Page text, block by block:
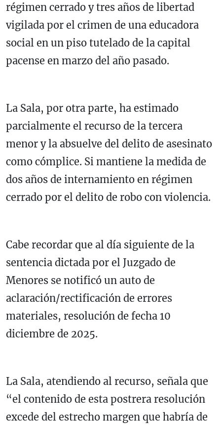
régimen cerrado y tres años de libertad
vigilada por el crimen de una educadora
social en un piso tutelado de la capital
pacense en marzo del año pasado.
La Sala, por otra parte, ha estimado
parcialmente el recurso de la tercera
menor y la absuelve del delito de asesinato
como cómplice. Si mantiene la medida de
dos años de internamiento en régimen
cerrado por el delito de robo con violencia.
Cabe recordar que al día siguiente de la
sentencia dictada por el Juzgado de
Menores se notificó un auto de
aclaración/rectificación de errores
materiales, resolución de fecha 10
diciembre de 2025.
La Sala, atendiendo al recurso, señala que
“el contenido de esta postrera resolución
excede del estrecho margen que habría de